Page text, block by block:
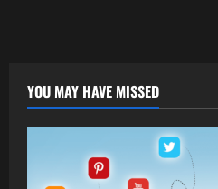
YOU MAY HAVE MISSED